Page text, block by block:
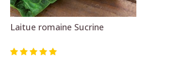
Laitue romaine Sucrine